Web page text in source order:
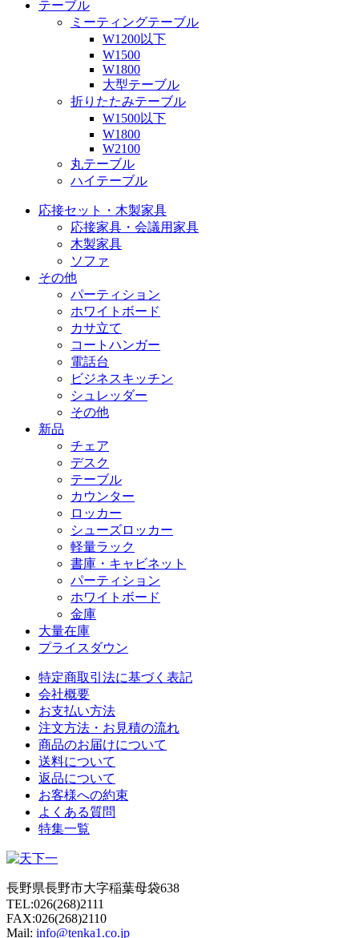
テーブル
ミーティングテーブル
W1200以下
W1500
W1800
大型テーブル
折りたたみテーブル
W1500以下
W1800
W2100
丸テーブル
ハイテーブル
応接セット・木製家具
応接家具・会議用家具
木製家具
ソファ
その他
パーティション
ホワイトボード
カサ立て
コートハンガー
電話台
ビジネスキッチン
シュレッダー
その他
新品
チェア
デスク
テーブル
カウンター
ロッカー
シューズロッカー
軽量ラック
書庫・キャビネット
パーティション
ホワイトボード
金庫
大量在庫
プライスダウン
特定商取引法に基づく表記
会社概要
お支払い方法
注文方法・お見積の流れ
商品のお届けについて
送料について
返品について
お客様への約束
よくある質問
特集一覧
長野県長野市大字稲葉母袋638
TEL:026(268)2111
FAX:026(268)2110
Mail: info@tenka1.co.jp